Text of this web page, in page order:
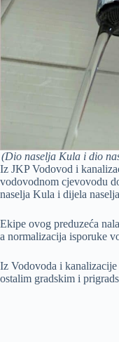
(Dio naselja Kula i dio
Iz JKP Vodovod i
vodovodnom cjevovodu
naselja Kula i dijela
Ekipe ovog preduzeća
a normalizacija isporuke
Iz Vodovoda i
ostalim gradskim i